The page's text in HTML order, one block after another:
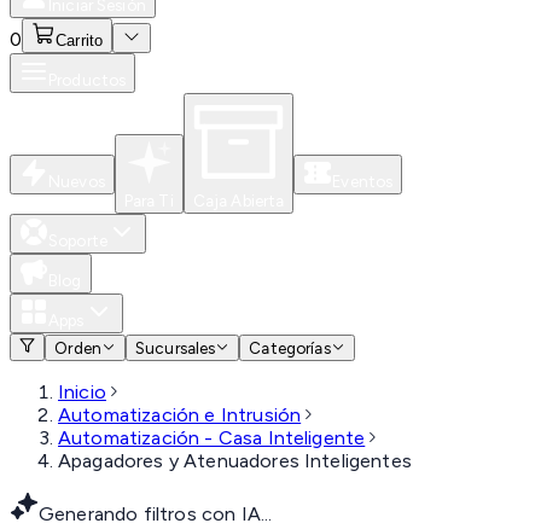
0 Carrito
Orden
Sucursales Categorías
Inicio
Automatización e Intrusión
Automatización - Casa Inteligente
Apagadores y Atenuadores Inteligentes
Generando filtros con IA...